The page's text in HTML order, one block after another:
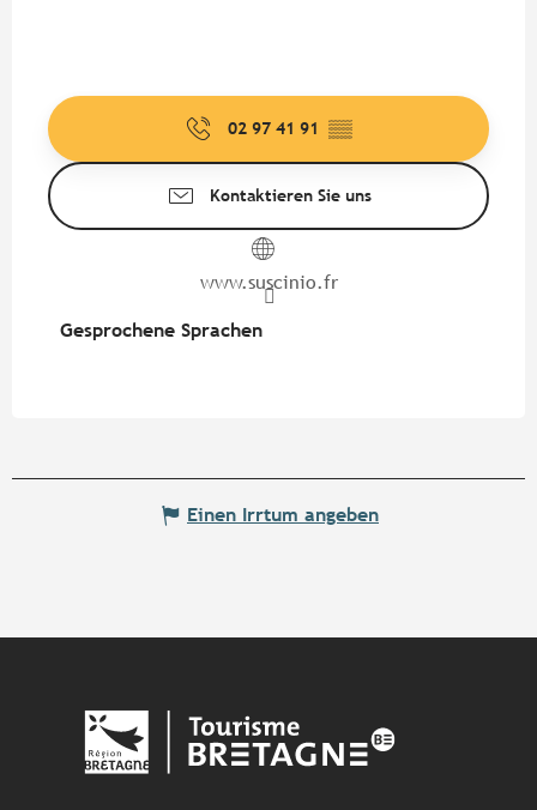
02 97 41 91 ▒▒
Kontaktieren Sie uns
www.suscinio.fr
Gesprochene Sprachen
Gesprochene Sprachen
Einen Irrtum angeben